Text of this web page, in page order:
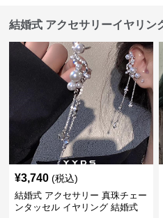
結婚式 アクセサリーイヤリン
¥3,740 (税込)
結婚式 アクセサリー 真珠チェー
ンタッセル イヤリング 結婚式